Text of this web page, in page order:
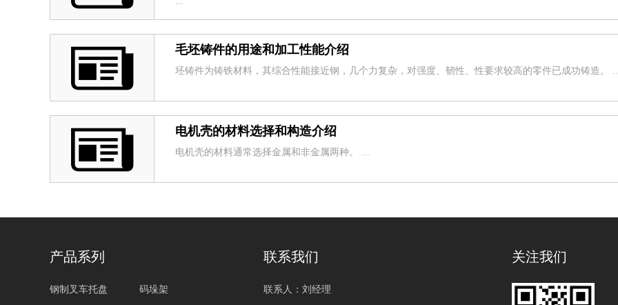
毛坯铸件的用途和加工性能介绍
坯铸件为铸铁材料，其综合性能接近钢，几个力复杂，对强度、韧性、性要求较高的零件已成功铸造。
电机壳的材料选择和构造介绍
电机壳的材料通常选择金属和非金属两种。 ...
产品系列
钢制叉车托盘 码垛架
联系我们
联系人：刘经理
关注我们